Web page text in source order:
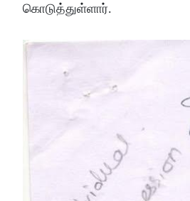
கொடுத்துள்ளார்.